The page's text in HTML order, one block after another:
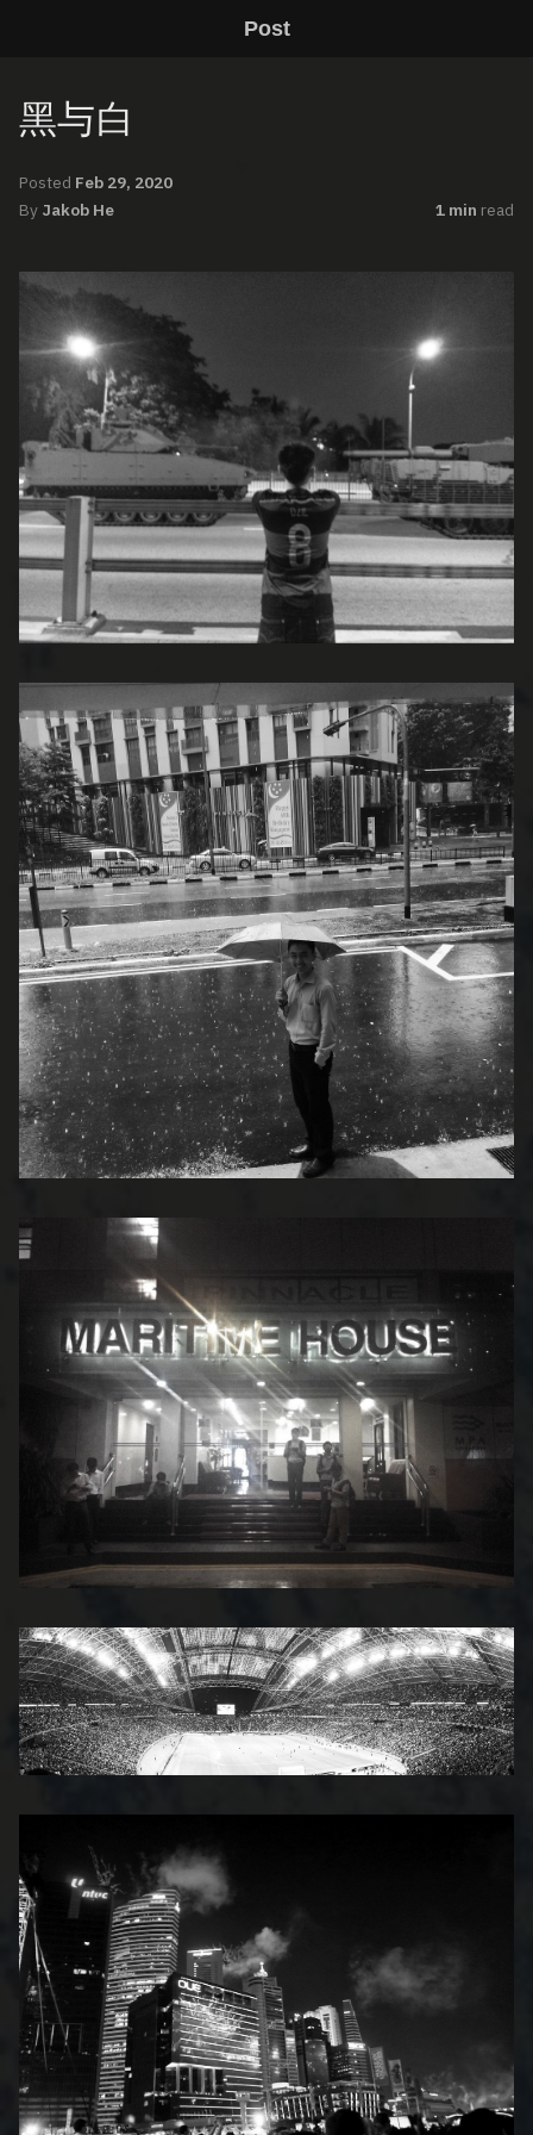
Post
黑与白
Posted Feb 29, 2020
By Jakob He 1 min read